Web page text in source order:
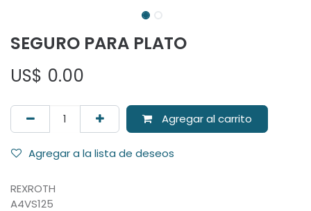
SEGURO PARA PLATO
US$ 0.00
Agregar al carrito
Agregar a la lista de deseos
REXROTH
A4VS125